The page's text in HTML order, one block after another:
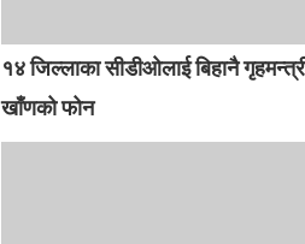
१४ जिल्लाका सीडीओलाई बिहानै
खाँणको फोन